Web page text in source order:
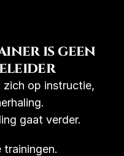
is geen
zich op instructie,
gaat verder.
trainingen.